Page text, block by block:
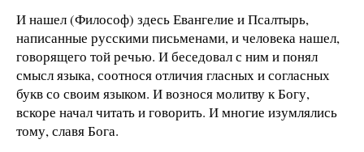
И нашел (Философ) здесь Евангелие и Псалтырь,
написанные русскими письменами, и человека нашел,
говорящего той речью. И беседовал с ним и понял
смысл языка, соотнося отличия гласных и согласных
букв со своим языком. И вознося молитву к Богу,
вскоре начал читать и говорить. И многие изумлялись
тому, славя Бога.